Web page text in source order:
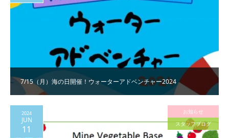
7/15（月）海の日開催！ウォーターアドベンチャー2024
2024
JUN
11
お知らせ
スタッフブログ